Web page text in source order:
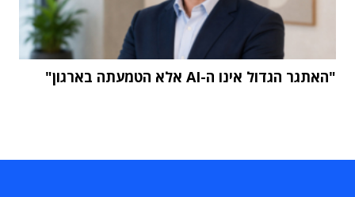
"האתגר הגדול אינו ה-AI אלא הטמעתה בארגון"